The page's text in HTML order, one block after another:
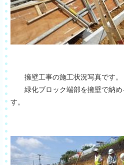
擁壁工事の施工状況写真です。
緑化ブロック端部を擁壁で納め
す。